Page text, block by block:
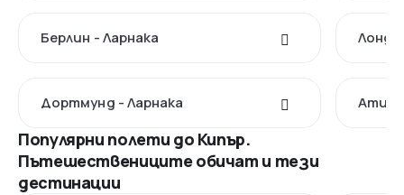
Берлин - Ларнака
Дортмунд - Ларнака
Популярни полети до Кипър.
Пътешествениците обичат и тези
дестинации